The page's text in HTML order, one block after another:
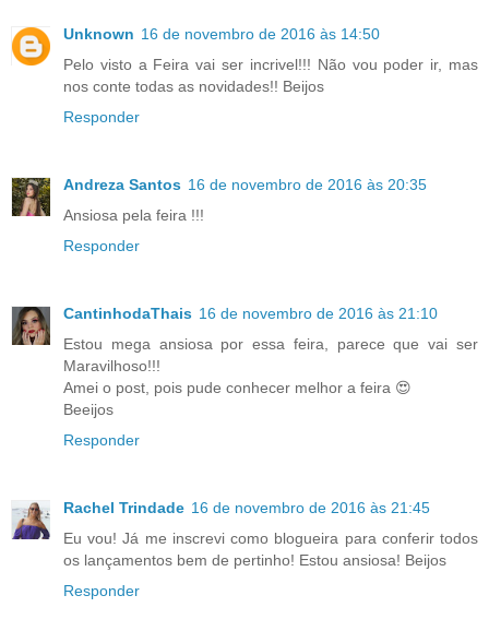
Unknown 16 de novembro de 2016 às 14:50
Pelo visto a Feira vai ser incrivel!!! Não vou poder ir, mas
nos conte todas as novidades!! Beijos
Responder
Andreza Santos 16 de novembro de 2016 às 20:35
Ansiosa pela feira !!!
Responder
CantinhodaThais 16 de novembro de 2016 às 21:10
Estou mega ansiosa por essa feira, parece que vai ser
Maravilhoso!!!
Amei o post, pois pude conhecer melhor a feira 😍
Beeijos
Responder
Rachel Trindade 16 de novembro de 2016 às 21:45
Eu vou! Já me inscrevi como blogueira para conferir todos
os lançamentos bem de pertinho! Estou ansiosa! Beijos
Responder